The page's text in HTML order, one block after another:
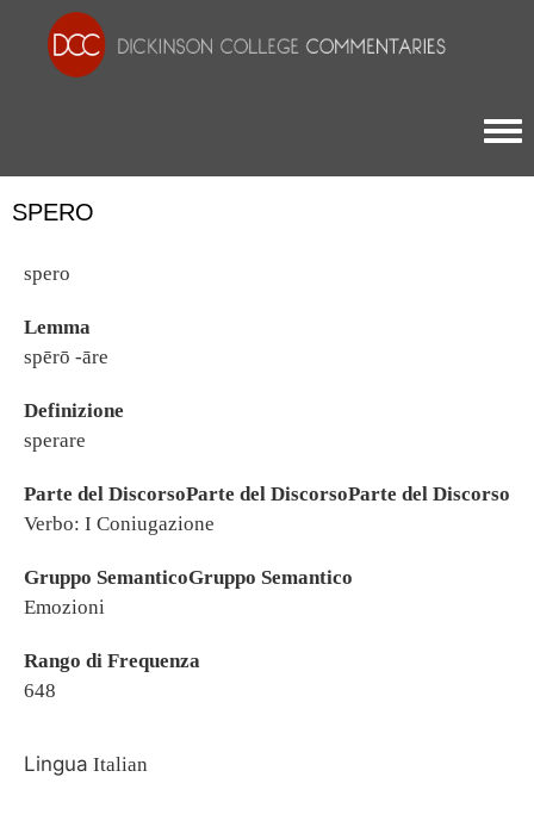
SPERO
spero
Lemma
spērō -āre
Definizione
sperare
Parte del DiscorsoParte del DiscorsoParte del Discorso
Verbo: I Coniugazione
Gruppo SemanticoGruppo Semantico
Emozioni
Rango di Frequenza
648
Lingua Italian